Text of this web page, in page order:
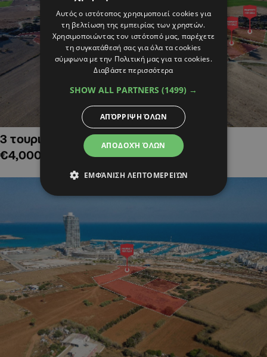
3 τουριστικά χωράφια στην Αλαμινό,
€4,000,000
Αυτός ο ιστότοπος χρησιμοποιεί cookies για
τη βελτίωση της εμπειρίας των χρηστών.
Χρησιμοποιώντας τον ιστότοπό μας, παρέχετε
τη συγκατάθεσή σας για όλα τα cookies
σύμφωνα με την Πολιτική μας για τα cookies.
Διαβάστε περισσότερα
SHOW ALL PARTNERS (1499) →
ΑΠΟΔΟΧΉ ΌΛΩΝ
ΑΠΌΡΡΙΨΗ ΌΛΩΝ
ΕΜΦΆΝΙΣΗ ΛΕΠΤΟΜΕΡΕΙΏΝ